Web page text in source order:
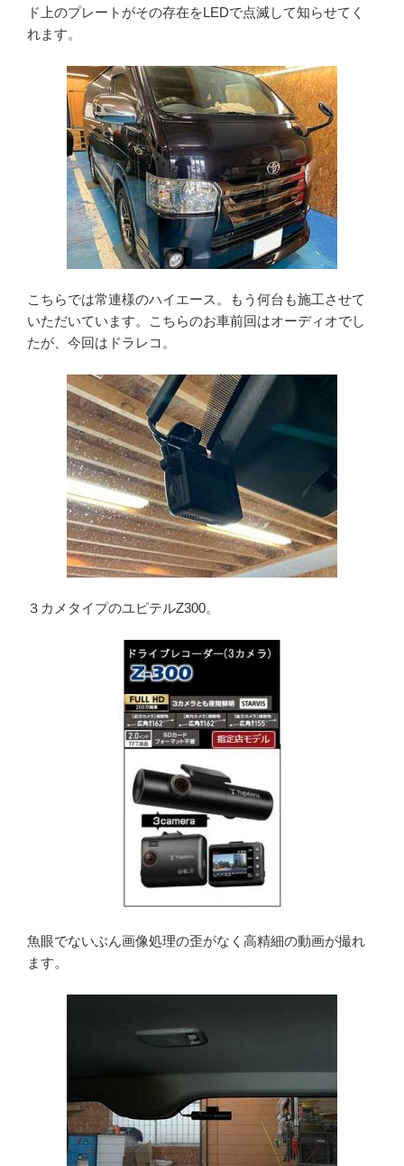
ド上のプレートがその存在をLEDで点滅して知らせてく
れます。
こちらでは常連様のハイエース。もう何台も施工させて
いただいています。こちらのお車前回はオーディオでし
たが、今回はドラレコ。
３カメタイプのユピテルZ300。
魚眼でないぶん画像処理の歪がなく高精細の動画が撮れ
ます。